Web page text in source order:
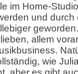
im Home-
und durch
allem
wie